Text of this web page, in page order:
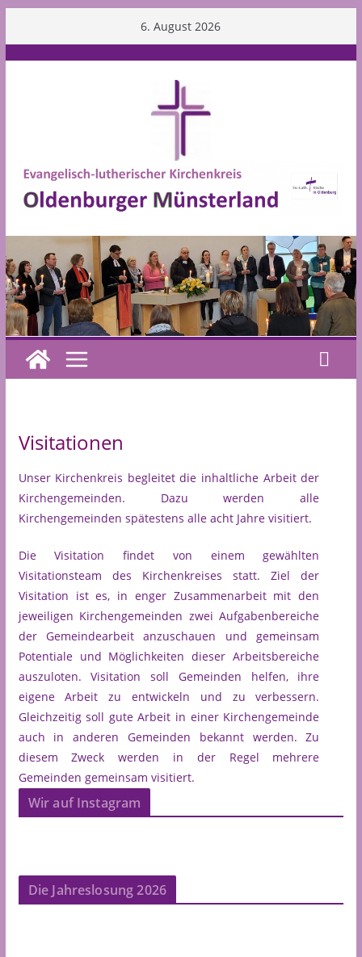
to
content
6. August 2026
Visitationen
Unser Kirchenkreis begleitet die inhaltliche Arbeit der
Kirchengemeinden. Dazu werden alle
Kirchengemeinden spätestens alle acht Jahre visitiert.
Die Visitation findet von einem gewählten
Visitationsteam des Kirchenkreises statt. Ziel der
Visitation ist es, in enger Zusammenarbeit mit den
jeweiligen Kirchengemeinden zwei Aufgabenbereiche
der Gemeindearbeit anzuschauen und gemeinsam
Potentiale und Möglichkeiten dieser Arbeitsbereiche
auszuloten. Visitation soll Gemeinden helfen, ihre
eigene Arbeit zu entwickeln und zu verbessern.
Gleichzeitig soll gute Arbeit in einer Kirchengemeinde
auch in anderen Gemeinden bekannt werden. Zu
diesem Zweck werden in der Regel mehrere
Gemeinden gemeinsam visitiert.
Wir auf Instagram
Die Jahreslosung 2026